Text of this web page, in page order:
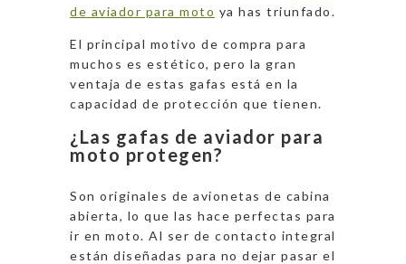
de aviador para moto ya has triunfado.
El principal motivo de compra para
muchos es estético, pero la gran
ventaja de estas gafas está en la
capacidad de protección que tienen.
¿Las gafas de aviador para
moto protegen?
Son originales de avionetas de cabina
abierta, lo que las hace perfectas para
ir en moto. Al ser de contacto integral
están diseñadas para no dejar pasar el